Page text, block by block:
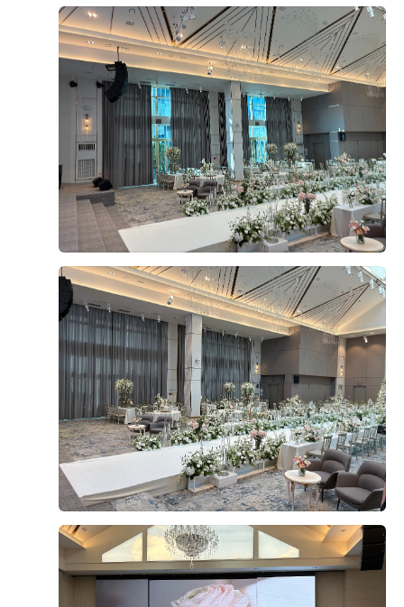
층고가 높고 파스텔 색감 꽃들이 가득해서 완전 맘에 들어
땅 셀럽앤어셈도 신부대기실 진짜 이뿌긴 함 !! 신부대기실
안에 화장실도 있고, 이렇게 쇼파도 있고, 사진에는 안보이
지만 예식 날에는 옆쪽에 다과도 세팅해주신다구.. 셀럽앤
어셈 상담을 다녀온지라,, 자꾸 비교하게 되는데,, 셀럽엔
어셈보다 여기가 신부대기실 더 넓었다! 그치만 셀럽앤어
셈도 신부대기실 진짜 예뻤고 신부대기실에서 홀로 바로
입장이 가능한 장점이 있었지… 역시 포토테이블도 파스텔
색감… 🌈 꽃이 더 풍성하면 좋았겠지만 액자 놓으면 꽉 차
보일 것 같기듀 !?? 평일 상담 받고 계약했더니 와인도 선
물로 주셔땅 ✌🏻 ​ 꼼꼼하게 찾아보는 성격 탓에 더 어려웠던
어를 갔을 때부터 밝고 화사한 분위기가 마음에 들었는데,
5월의 초여름과도 정말 잘 어울리는 공간이었습니다. 화이
트톤의 깔끔한 인테리어와 따뜻한 채광 덕분에 전체적인
분위기가 동화 같은 느낌이었고, 제가 평소 좋아하는 밝은
분위기와도 잘 어울려서 더욱 만족스러웠습니다. 사진으로
봐도 홀이 워낙 예뻐서 스냅 수정본이 더 기대되더라고요. ​
예식 시간도 너무 이르지도 늦지도 않은 애매한 시간대라
아침부터 정신없이 움직이지 않아도 된다는 점은 좋았습니
다. 하지만 메이크업을 받고 하객분들을 맞이하고 식이 시
작되니 정말 눈 깜짝할 사이에 끝나버렸습니다. 주변에서
본식은 정말 순식간이라 기억도 잘 안 난다고 많이 이야기
했는데, 직접 겪어보니 그 말이 무슨 뜻인지 바로 알겠더라
고요. 긴장도 많이 했고 정신없이 인사하다 보니 기억이 띄
엄띄엄 남아 있는 느낌이었습니다. ​ 신혼여행까지 다녀온
뒤 스냅 사진과 영상들을 하나씩 받아보면서 그날의 모습
을 다시 보게 되었는데, 제가 미처 보지 못했던 장면들도 많
고 부모님과 하객분들의 표정까지 담겨 있어서 괜히 울컥
하기도 했습니다. 사진과 영상을 보면서 본식을 다시 한 번
경험하는 기분이 들었습니다. ​ 1년 동안 열심히 준비했던
결혼식이 고작 30분 남짓 만에 끝났다는 게 조금은 아쉽기
도 했지만, 그 짧은 시간 동안 정말 많은 축하와 사랑을 받
을 수 있었던 소중한 하루였습니다. 다행히 DVD도 함께 신
청해두어서 영상이 완성되면 예랑이와 함께 다시 보며 추
억에 잠겨보려고 합니다. 결혼 준비는 길고 힘들기도 했지
만, 본식을 마치고 나니 그동안의 시간이 모두 좋은 추억으
로 남은 것 같아 정말 행복한 하루였습니다. ❤️
하현달 시식후기
2026-07-22 28명 읽음 + 블로그
+13
안녕하세요! 하현달입니다 :) 웨딩홀선택할 때 중요하게 생
각했던 !! 주차랑 밥인데요.​ 손님들을 초대했으면 손님들이
불편하지 않아야 하고 맛있는 음식을 대접해야 하죠 :) 제
가 선택한 DMC타워웨딩은 개인적인 생각으로는 6각형 웨
딩홀 같았어요! 저에게 맞는 예산대는 물론 지하철, 주차,
뷔페, 웨딩홀 등등 뭐하나 빠지는게 없었어요!​ 무튼 저는 식
한달전에 시식을 예약했는데요. 주말 10시30분에만 가능
했어요! 생각해보면 당연한거 같아요. 다른 손님분들과 신
랑신부에게 방해가 되면 안되니까요!​ 저희는 시식이 6명이
서 가능했어서 신랑신부랑 양가 부모님을 모시고 왔습니
다. 직원분의 안내를 받아서 자리로 가면 신랑신부의 이름
과 함께 시식예약석으로 안내해주세요.​ 저는 웨딩홀투어
할 때 생각났는데 고등학교 친구가 거의 10년전에 같은홀
에서 결혼했더라구요! 그때 친구가 했던 말이 여기 밥 맛있
더 보기
후기가 도움이 되었나요? 0
마리마리3 계약후기
2026-07-22 18명 읽음 + 카페